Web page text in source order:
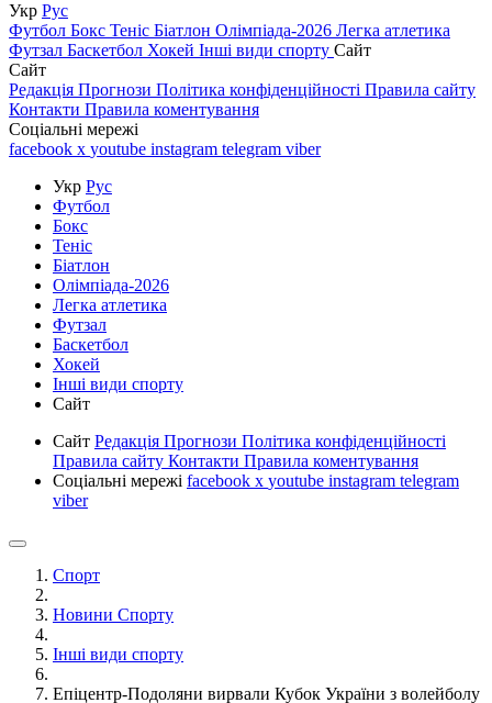
Укр Рус
Футбол Бокс Теніс Біатлон Олімпіада-2026 Легка атлетика
Футзал Баскетбол Хокей Інші види спорту Сайт
Сайт
Редакція Прогнози Політика конфіденційності Правила сайту
Контакти Правила коментування
Соціальні мережі
facebook x youtube instagram telegram viber
Укр Рус
Футбол
Бокс
Теніс
Біатлон
Олімпіада-2026
Легка атлетика
Футзал
Баскетбол
Хокей
Інші види спорту
Сайт
Сайт Редакція Прогнози Політика конфіденційності
Правила сайту Контакти Правила коментування
Соціальні мережі facebook x youtube instagram telegram
viber
Спорт
Новини Спорту
Інші види спорту
Епіцентр-Подоляни вирвали Кубок України з волейболу